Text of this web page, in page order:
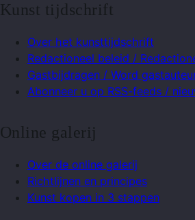
Kunst tijdschrift
Over het kunsttijdschrift
Redactioneel beleid /
Gastbijdragen / Word
Abonneer u op RSS-feeds /
Online galerij
Over de online galerij
Richtlijnen en principes
Kunst kopen in 3 stappen